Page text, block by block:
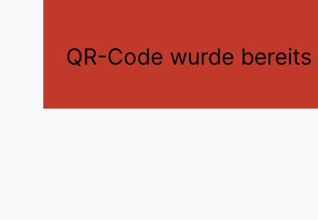
QR-Code wurde